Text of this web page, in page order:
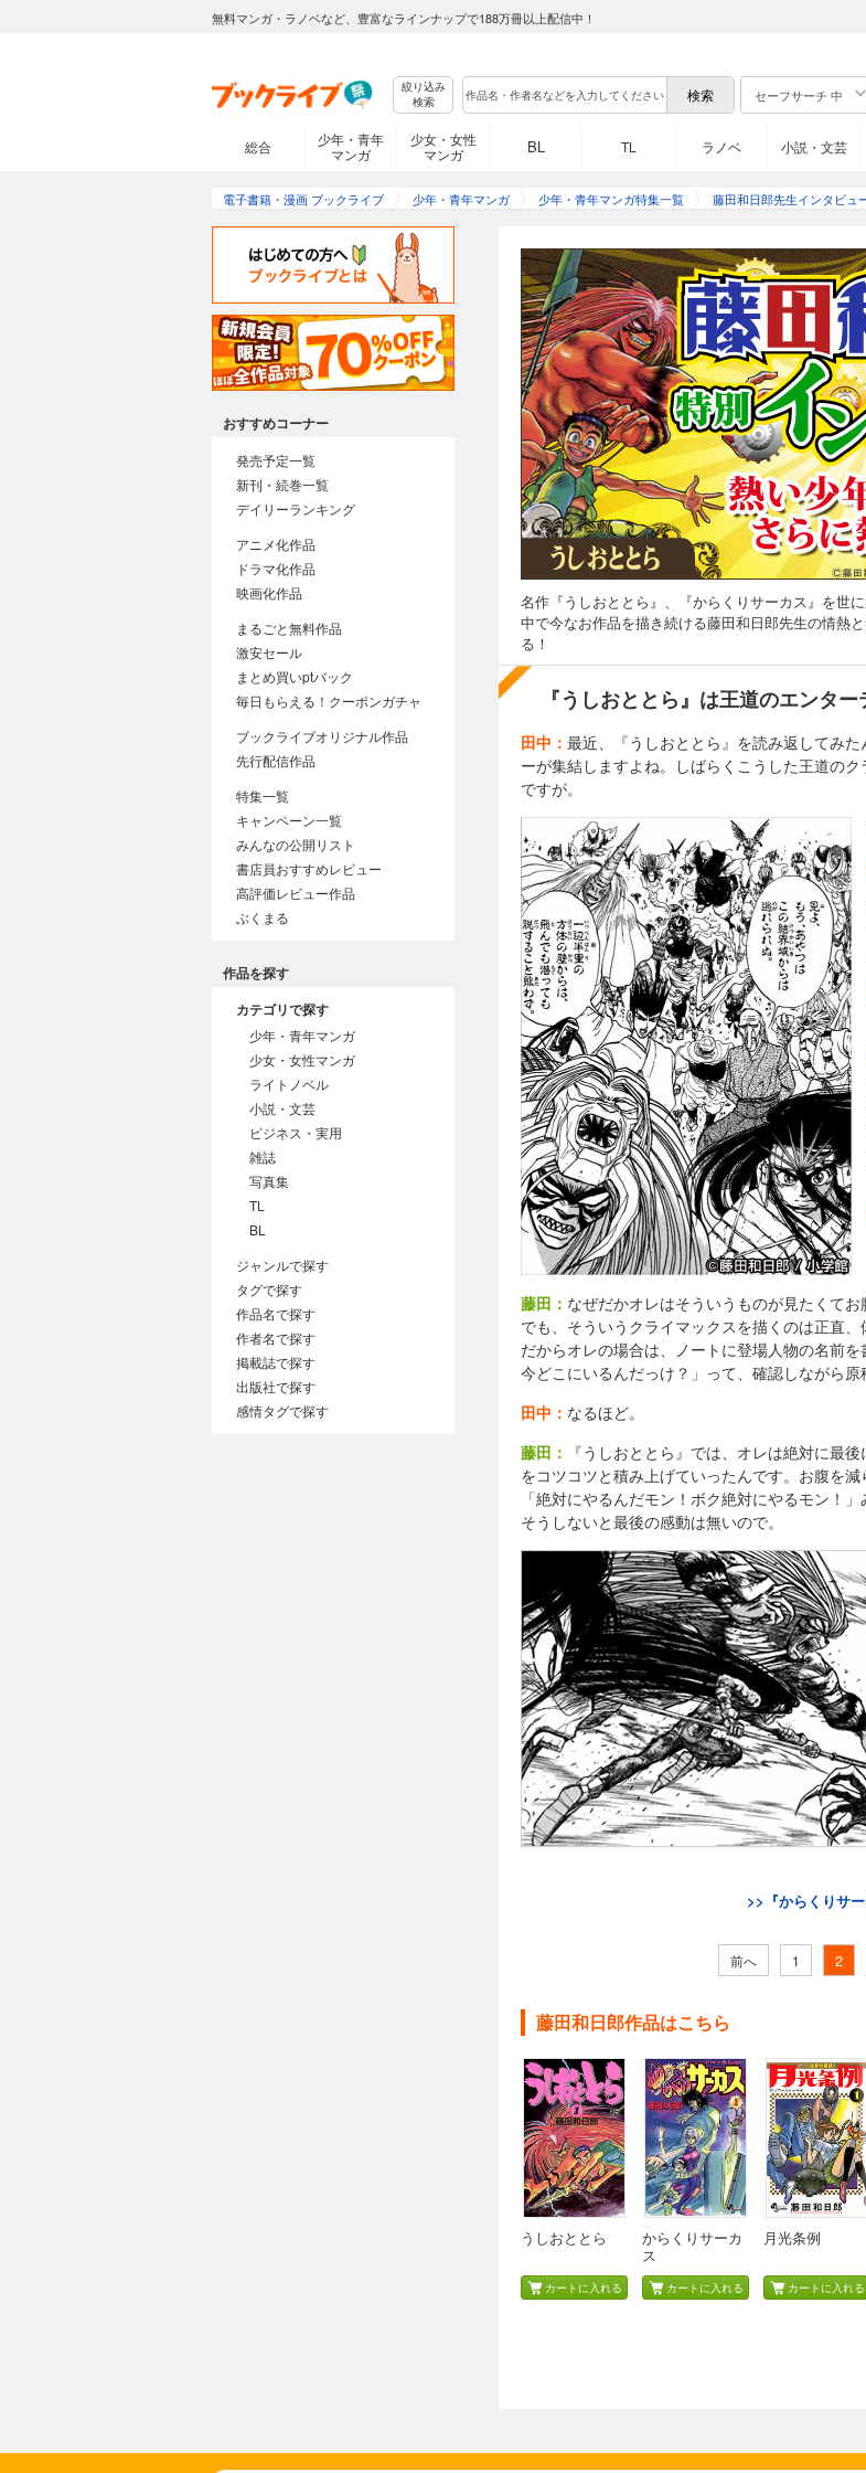
無料マンガ・ラノベなど、豊富なラインナップで188万冊以上配信中！
絞り込み
検索
セーフサーチ 中
総合
少年・青年
マンガ
少女・女性
マンガ
BL TL ラノベ 小説・文芸
電子書籍・漫画 ブックライブ 少年・青年マンガ 少年・青年マンガ特集一覧 藤田和日郎先生インタビュ
おすすめコーナー
発売予定一覧
新刊・続巻一覧
デイリーランキング
アニメ化作品
ドラマ化作品
映画化作品
まるごと無料作品
激安セール
まとめ買いptバック
毎日もらえる！クーポンガチャ
ブックライブオリジナル作品
先行配信作品
特集一覧
キャンペーン一覧
みんなの公開リスト
書店員おすすめレビュー
高評価レビュー作品
ぶくまる
作品を探す
カテゴリで探す
少年・青年マンガ
少女・女性マンガ
ライトノベル
小説・文芸
ビジネス・実用
雑誌
写真集
TL
BL
ジャンルで探す
タグで探す
作品名で探す
作者名で探す
掲載誌で探す
出版社で探す
感情タグで探す
名作『うしおととら』、『からくりサーカス』を世
中で今なお作品を描き続ける藤田和日郎先生の情熱
る！
『うしおととら』は王道のエンタ
田中： 最近、『うしおととら』を読み返してみ
ーが集結しますよね。しばらくこうした王道の
ですが。
藤田： なぜだかオレはそういうものが見たくてお
でも、そういうクライマックスを描くのは正直、
だからオレの場合は、ノートに登場人物の名前
今どこにいるんだっけ？」って、確認しながら原
田中： なるほど。
藤田：
『うしおととら』では、オレは絶対に最
をコツコツと積み上げていったんです。お腹を減
「絶対にやるんだモン！ボク絶対にやるモン！
そうしないと最後の感動は無いので。
>>『からくりサ
前へ 1 2
藤田和日郎作品はこちら
うしおととら
カートに入れる
からくりサーカ
ス
カートに入れる
月光条例
カートに入れる